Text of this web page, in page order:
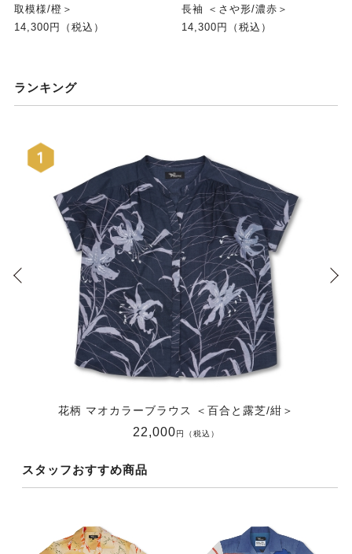
取模様/橙＞
14,300円（税込）
長袖 ＜さや形/濃赤＞
14,300円（税込）
ランキング
花柄 マオカラーブラウス ＜百合と露芝/紺＞
22,000円（税込）
スタッフおすすめ商品